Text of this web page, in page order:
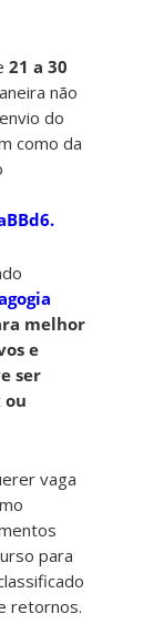
21 a 30
não
do
como da
.
melhor
e
ser
ou
vaga
para
retornos.